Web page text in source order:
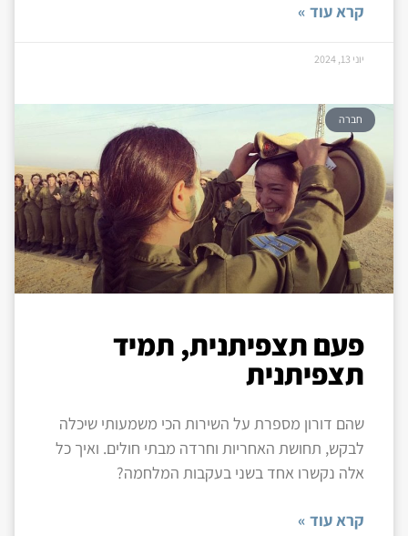
קרא עוד »
יוני 13, 2024
חברה
פעם תצפיתנית, תמיד
תצפיתנית
שהם דורון מספרת על השירות הכי משמעותי שיכלה
לבקש, תחושת האחריות וחרדה מבתי חולים. ואיך כל
אלה נקשרו אחד בשני בעקבות המלחמה?
קרא עוד »